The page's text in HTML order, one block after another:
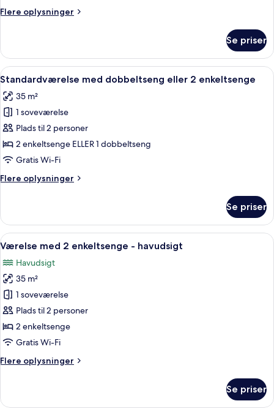
Flere oplysninger
Flere
suite
Se priser
Indlæs
alle
billeder
af
Standardværelse
med
dobbeltseng
2
Et hotelværelse med seng,
5
Standardværelse med dobbeltseng eller 2 enkeltsenge
35 m²
1 soveværelse
Plads til 2 personer
2 enkeltsenge ELLER 1 dobbeltseng
Gratis Wi-Fi
Flere oplysninger
Flere
med
dobbeltseng
eller
enkeltsenge
Se priser
Indlæs
alle
billeder
af
Værelse
med
2
enkeltsenge
havudsigt
Et hotelværelse med en stor seng, et
5
Værelse med 2 enkeltsenge - havudsigt
Havudsigt
35 m²
1 soveværelse
Plads til 2 personer
2 enkeltsenge
Gratis Wi-Fi
Flere oplysninger
Flere
med
Se priser